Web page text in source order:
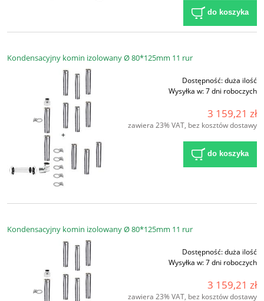
do koszyka
Kondensacyjny komin izolowany Ø 80*125mm 11 rur
Dostępność:duża ilość
Wysyłka w:7 dni roboczych
3 159,21 zł
zawiera 23% VAT, bez kosztów dostawy
do koszyka
Kondensacyjny komin izolowany Ø 80*125mm 11 rur
Dostępność:duża ilość
Wysyłka w:7 dni roboczych
3 159,21 zł
zawiera 23% VAT, bez kosztów dostawy